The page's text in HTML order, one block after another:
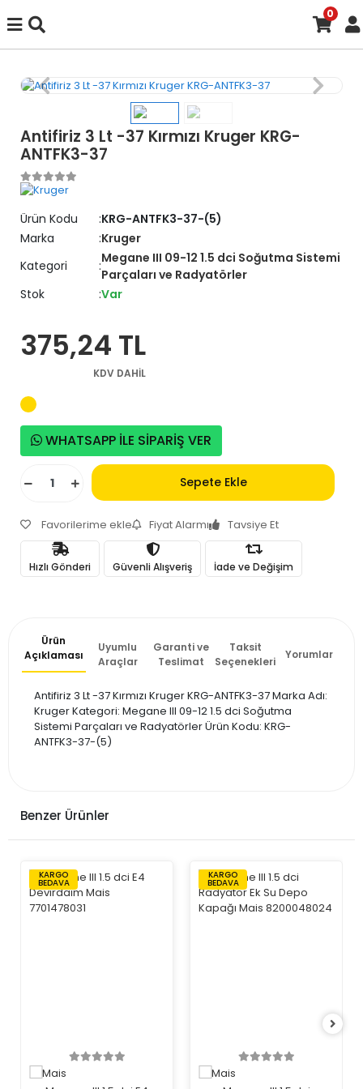
0
Antifiriz 3 Lt -37 Kırmızı Kruger KRG-
ANTFK3-37
Ürün Kodu
KRG-ANTFK3-37-(5)
Marka
Kruger
Kategori
Megane III 09-12 1.5 dci Soğutma Sistemi
Parçaları ve Radyatörler
Stok
Var
375,24 TL
KDV DAHİL
WHATSAPP İLE SİPARİŞ VER
Sepete Ekle
Favorilerime ekle Fiyat Alarmı Tavsiye Et
Hızlı Gönderi Güvenli Alışveriş İade ve Değişim
Ürün
Açıklaması
Uyumlu
Araçlar
Garanti ve
Teslimat
Taksit
Seçenekleri
Yorumlar
Antifiriz 3 Lt -37 Kırmızı Kruger KRG-ANTFK3-37 Marka Adı:
Kruger Kategori: Megane III 09-12 1.5 dci Soğutma
Sistemi Parçaları ve Radyatörler Ürün Kodu: KRG-
ANTFK3-37-(5)
Benzer Ürünler
KARGO
BEDAVA
KARGO
BEDAVA